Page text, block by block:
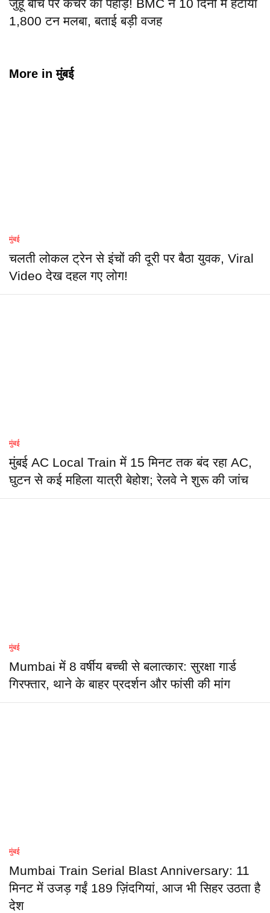
जुहू बीच पर कचरे का पहाड़! BMC ने 10 दिनों में हटाया
1,800 टन मलबा, बताई बड़ी वजह
More inमुंबई
मुंबई
चलती लोकल ट्रेन से इंचों की दूरी पर बैठा युवक, Viral
Video देख दहल गए लोग!
मुंबई
मुंबई AC Local Train में 15 मिनट तक बंद रहा AC,
घुटन से कई महिला यात्री बेहोश; रेलवे ने शुरू की जांच
मुंबई
Mumbai में 8 वर्षीय बच्ची से बलात्कार: सुरक्षा गार्ड
गिरफ्तार, थाने के बाहर प्रदर्शन और फांसी की मांग
मुंबई
Mumbai Train Serial Blast Anniversary: 11
मिनट में उजड़ गईं 189 ज़िंदगियां, आज भी सिहर उठता है
देश